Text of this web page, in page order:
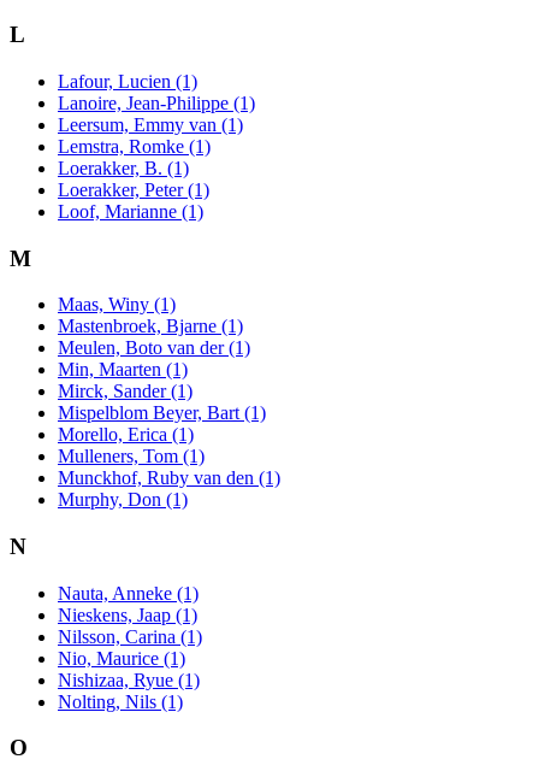
L
Lafour, Lucien (1)
Lanoire, Jean-Philippe (1)
Leersum, Emmy van (1)
Lemstra, Romke (1)
Loerakker, B. (1)
Loerakker, Peter (1)
Loof, Marianne (1)
M
Maas, Winy (1)
Mastenbroek, Bjarne (1)
Meulen, Boto van der (1)
Min, Maarten (1)
Mirck, Sander (1)
Mispelblom Beyer, Bart (1)
Morello, Erica (1)
Mulleners, Tom (1)
Munckhof, Ruby van den (1)
Murphy, Don (1)
N
Nauta, Anneke (1)
Nieskens, Jaap (1)
Nilsson, Carina (1)
Nio, Maurice (1)
Nishizaa, Ryue (1)
Nolting, Nils (1)
O